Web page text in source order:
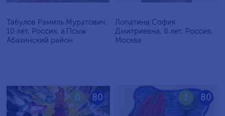
Табулов Рамиль Муратович,
10 лет, Россия, а.Псыж
Абазинский район
Лопатина София
Дмитриевна, 8 лет, Россия,
Москва
80
0 80
1